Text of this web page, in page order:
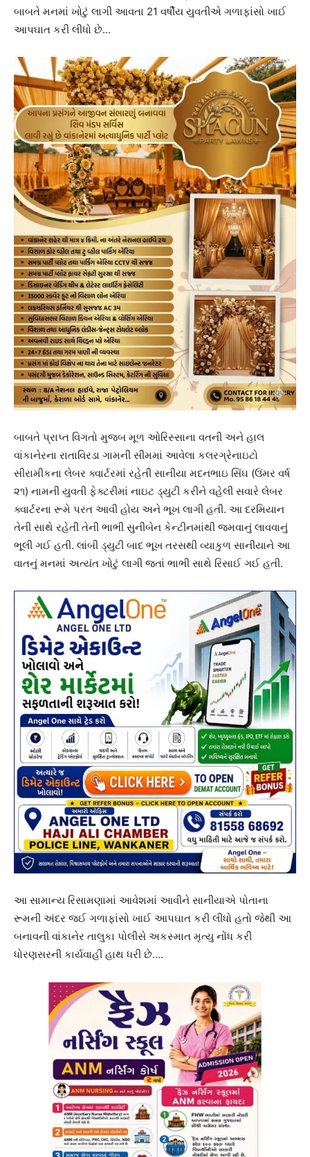
બાબતે મનમાં ખોટું લાગી આવતા 21 વર્ષીય યુવતીએ ગળાફાંસો ખાઈ
આપઘાત કરી લીધો છે…
બાબતે પ્રાપ્ત વિગતો મુજબ મૂળ ઓરિસ્સાના વતની અને હાલ
વાંકાનેરના રાતાવિરડા ગામની સીમમાં આવેલા કલરગ્રેનાઇટો
સીરામીકના લેબર ક્વાર્ટરમાં રહેતી સાનીયા મદનભાઇ સિંઘ (ઉંમર વર્ષ
૨૧) નામની યુવતી ફેક્ટરીમાં નાઇટ ડ્યુટી કરીને વહેલી સવારે લેબર
ક્વાર્ટરના રૂમે પરત આવી હોય અને ભૂખ લાગી હતી. આ દરમિયાન
તેની સાથે રહેતી તેની ભાભી સુનીબેન કેન્ટીનમાંથી જમવાનું લાવવાનું
ભૂલી ગઈ હતી. લાંબી ડ્યુટી બાદ ભૂખ તરસથી વ્યાકુળ સાનીયાને આ
વાતનું મનમાં અત્યંત ખોટું લાગી જતાં ભાભી સાથે રિસાઈ ગઈ હતી.
આ સામાન્ય રિસામણામાં આવેશમાં આવીને સાનીયાએ પોતાના
રૂમની અંદર જઈ ગળાફાંસો ખાઈ આપઘાત કરી લીધો હતો જેથી આ
બનાવની વાંકાનેર તાલુકા પોલીસે અકસ્માત મૃત્યુ નોંધ કરી
ધોરણસરની કાર્યવાહી હાથ ધરી છે….